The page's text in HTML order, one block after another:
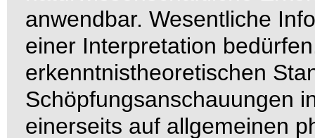
anwendbar. Wesentliche
einer Interpretation
erkenntnistheoretischen
Schöpfungsanschauungen
einerseits auf allgemeinen